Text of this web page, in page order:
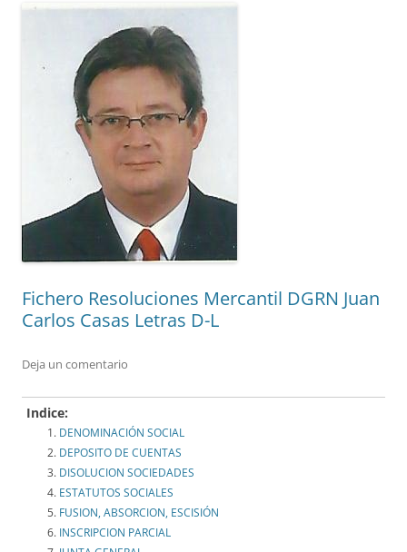
Fichero Resoluciones Mercantil DGRN Juan
Carlos Casas Letras D-L
Deja un comentario
Indice:
DENOMINACIÓN SOCIAL
DEPOSITO DE CUENTAS
DISOLUCION SOCIEDADES
ESTATUTOS SOCIALES
FUSION, ABSORCION, ESCISIÓN
INSCRIPCION PARCIAL